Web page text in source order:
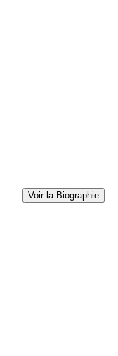
Voir la Biographie